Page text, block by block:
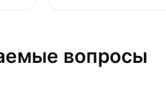
вопросы